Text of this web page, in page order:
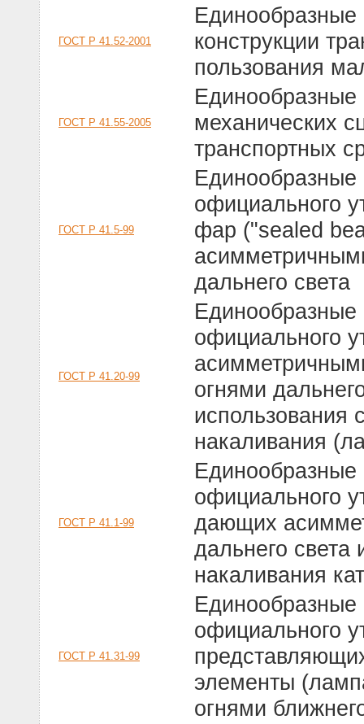
ГОСТ Р 41.52-2001
конструкции
пользования
ГОСТ Р 41.55-2005
механических
транспортных
ГОСТ Р 41.5-99
официального
фар ("sealed
дальнего света
ГОСТ Р 41.20-99
официального
огнями
использования
накаливания
ГОСТ Р 41.1-99
официального
дающих
дальнего
накаливания
ГОСТ Р 41.31-99
официального
элементы
огнями